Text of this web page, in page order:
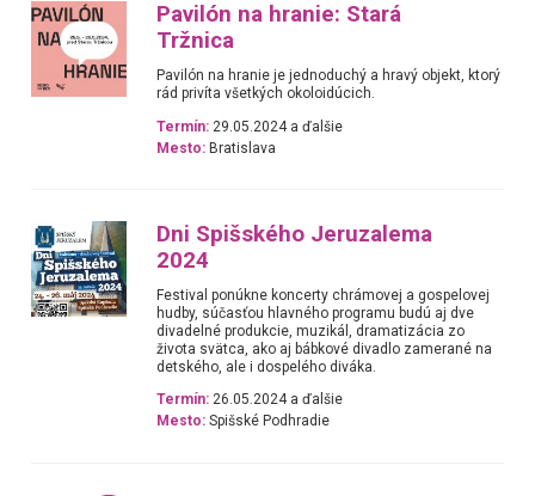
Pavilón na hranie: Stará
Tržnica
Pavilón na hranie je jednoduchý a hravý objekt, ktorý
rád privíta všetkých okoloidúcich.
Termín: 29.05.2024 a ďalšie
Mesto: Bratislava
Dni Spišského Jeruzalema
2024
Festival ponúkne koncerty chrámovej a gospelovej
hudby, súčasťou hlavného programu budú aj dve
divadelné produkcie, muzikál, dramatizácia zo
života svätca, ako aj bábkové divadlo zamerané na
detského, ale i dospelého diváka.
Termín: 26.05.2024 a ďalšie
Mesto: Spišské Podhradie